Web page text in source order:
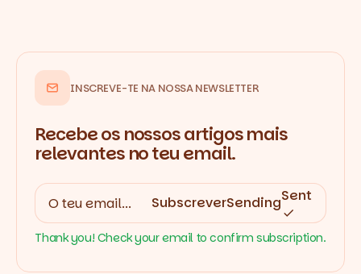
INSCREVE-TE NA NOSSA NEWSLETTER
Recebe os nossos artigos mais
relevantes no teu email.
SubscreverSendingSent
Thank you! Check your email to confirm subscription.